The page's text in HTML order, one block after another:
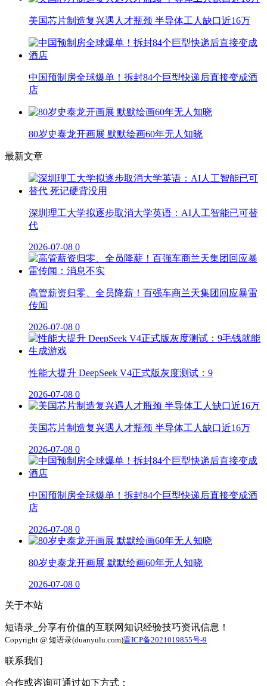
美国芯片制造复兴遇人才瓶颈 半导体工人缺口近16万
中国预制房全球爆单！拆封84个巨型快递后直接变成酒
店
80岁史泰龙开画展 默默绘画60年无人知晓
最新文章
深圳理工大学拟逐步取消大学英语：AI人工智能已可替
代
2026-07-08 0
高管薪资归零、全员降薪！百强车商兰天集团回应暴雷
传闻
2026-07-08 0
性能大提升 DeepSeek V4正式版灰度测试：9
2026-07-08 0
美国芯片制造复兴遇人才瓶颈 半导体工人缺口近16万
2026-07-08 0
中国预制房全球爆单！拆封84个巨型快递后直接变成酒
店
2026-07-08 0
80岁史泰龙开画展 默默绘画60年无人知晓
2026-07-08 0
关于本站
短语录_分享有价值的互联网知识经验技巧资讯信息！
Copyright @ 短语录(duanyulu.com)晋ICP备2021019855号-9
联系我们
合作或咨询可通过如下方式：